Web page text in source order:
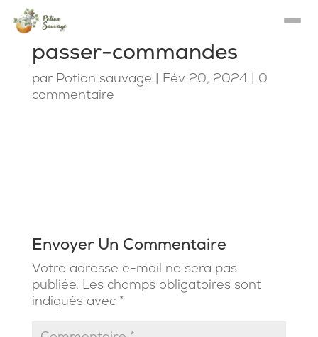
passer-commandes
par Potion sauvage | Fév 20, 2024 | 0
commentaire
Envoyer Un Commentaire
Votre adresse e-mail ne sera pas
publiée. Les champs obligatoires sont
indiqués avec *